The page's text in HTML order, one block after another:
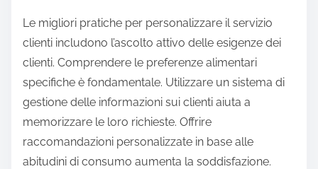
Le migliori pratiche per personalizzare il servizio
clienti includono l’ascolto attivo delle esigenze dei
clienti. Comprendere le preferenze alimentari
specifiche è fondamentale. Utilizzare un sistema di
gestione delle informazioni sui clienti aiuta a
memorizzare le loro richieste. Offrire
raccomandazioni personalizzate in base alle
abitudini di consumo aumenta la soddisfazione.